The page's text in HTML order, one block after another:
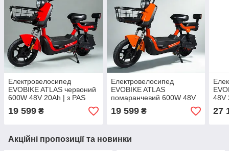
Електровелосипед
EVOBIKE ATLAS червоний
600W 48V 20Ah | з PAS
системою, з кошиком та
сидінням для іншого
19 599 ₴
Електровелосипед
EVOBIKE ATLAS
помаранчевий 600W 48V
20Ah | з PAS системою, з
кошиком та сидінням для
19 599₴
48V
27
Акційні пропозиції та новинки